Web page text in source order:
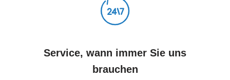
Service, wann immer Sie uns
brauchen